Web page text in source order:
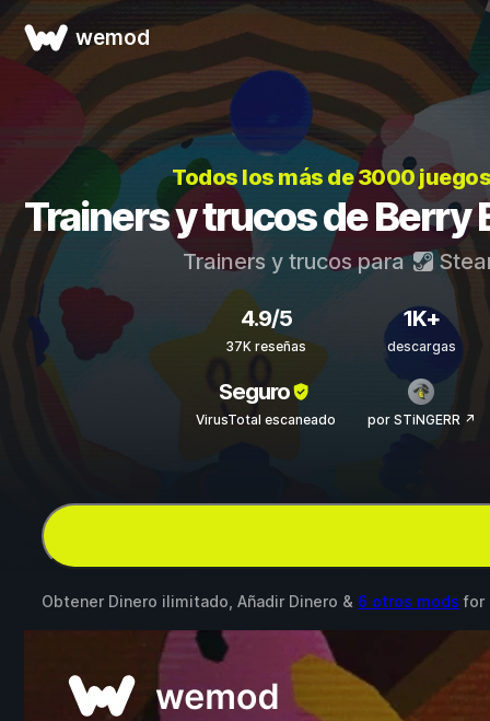
wemod
Todos los más de 3000
Trainers y trucos de Berry
Trainers y trucos para
4.9/5
37K reseñas
1K+
descargas
Seguro
VirusTotal escaneado por STiNGERR ↗
Obtener Dinero ilimitado, Añadir Dinero & 6 otros mods for